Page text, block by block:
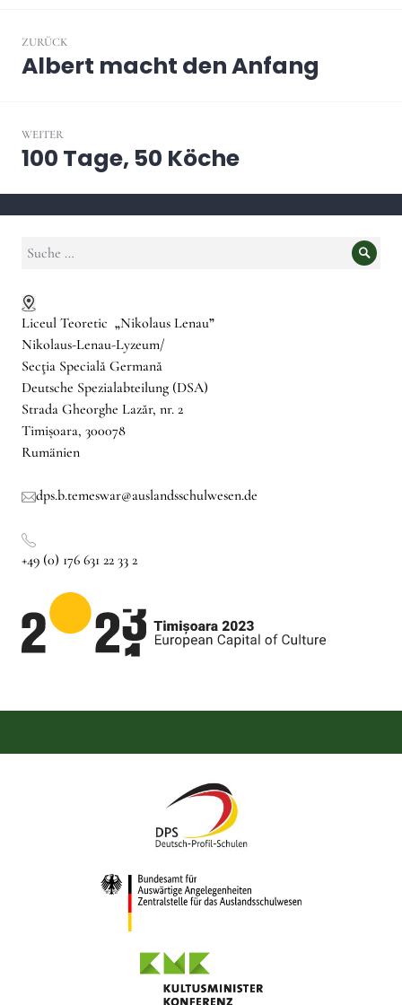
ZURÜCK
Vorheriger
Albert macht den Anfang
WEITER
Nächster
100 Tage, 50 Köche
Suche
Suche
Liceul Teoretic „Nikolaus Lenau”
Nikolaus-Lenau-Lyzeum/
Secţia Specială Germană
Deutsche Spezialabteilung (DSA)
Strada Gheorghe Lazăr, nr. 2
Timișoara, 300078
Rumänien
dps.b.temeswar@auslandsschulwesen.de
+49 (0) 176 631 22 33 2